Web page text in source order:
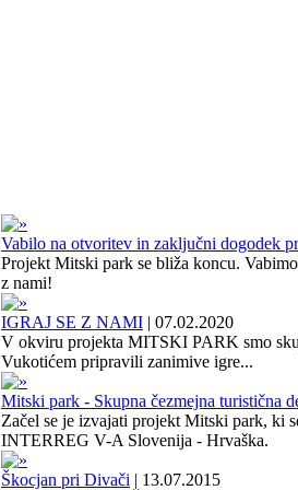
Vabilo na otvoritev in zaključni dogodek
Projekt Mitski park se bliža koncu.
z nami!
IGRAJ SE Z NAMI | 07.02.2020
V okviru projekta MITSKI PARK smo
Vukotićem pripravili zanimive igre...
Mitski park - Skupna čezmejna turistična
Začel se je izvajati projekt Mitski park, ki
INTERREG V-A Slovenija - Hrvaška.
Škocjan pri Divači | 13.07.2015